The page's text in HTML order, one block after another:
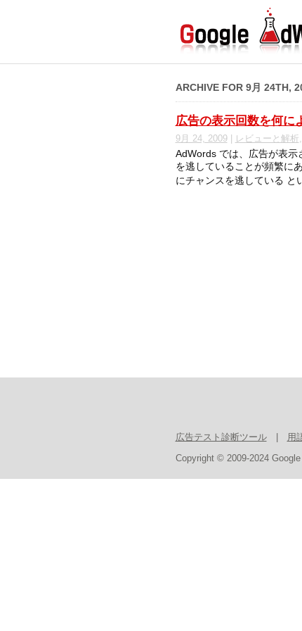
ARCHIVE FOR 9月 24TH,
広告の表示回数を何に
9月 24, 2009| レビューと解析 ,
AdWords では、広告が表
を逃していることが頻繁に
にチャンスを逃している
広告テスト診断ツール| 用
Copyright © 2009-2024